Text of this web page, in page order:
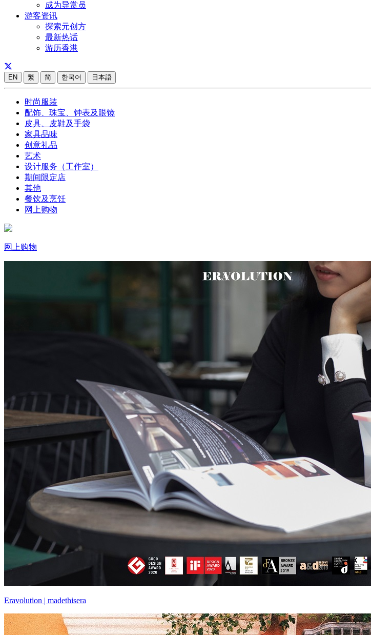
成为导赏员
游客资讯
探索元创方
最新热话
游历香港
EN 繁 简 한국어 日本語
时尚服装
配饰、珠宝、钟表及眼镜
皮具、皮鞋及手袋
家具品味
创意礼品
艺术
设计服务（工作室）
期间限定店
其他
餐饮及烹饪
网上购物
网上购物
Eravolution | madethisera